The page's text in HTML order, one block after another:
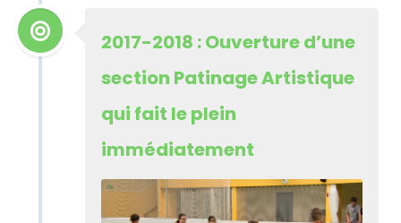
2017-2018 : Ouverture d’une
section Patinage Artistique
qui fait le plein
immédiatement